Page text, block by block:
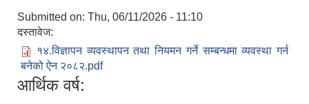
Submitted on: Thu, 06/11/2026 - 11:10
दस्तावेज:
१४.विज्ञापन व्यवस्थापन तथा नियमन गर्ने सम्बन्धमा व्यवस्था गर्न
बनेको ऐन २०८२.pdf
आर्थिक वर्ष: